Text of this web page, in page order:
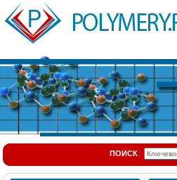
ПОИСК